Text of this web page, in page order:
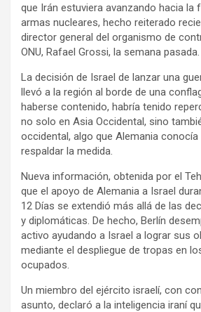
que Irán estuviera avanzando hacia la
armas nucleares, hecho reiterado
director general del organismo de
ONU, Rafael Grossi, la semana pasada.
La decisión de Israel de lanzar una
llevó a la región al borde de una
haberse contenido, habría tenido
no solo en Asia Occidental, sino
occidental, algo que Alemania
respaldar la medida.
Nueva información, obtenida por el
que el apoyo de Alemania a Israel
12 Días se extendió más allá de las
y diplomáticas. De hecho, Berlín
activo ayudando a Israel a lograr sus
mediante el despliegue de tropas en
ocupados.
Un miembro del ejército israelí, con
asunto, declaró a la inteligencia iraní